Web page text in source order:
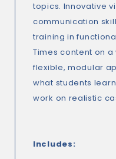
topics. Innovative
communication
training in
Times content on
flexible, modular
what students
work on realistic
Includes: